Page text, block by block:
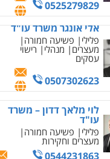
0525279829
אלי אונגר משרד עו"ד
פלילי פשיעה חמורה
מעצרים מנהלי רישוי
עסקים
0507302623
לוי מלאך דדון – משרד
עו"ד
פלילי פשיעה חמורה
מעצרים וחקירות
0544231863
מחיקת כתבות מגוגל
ודחיקת אזכורים שליליים
שירותים מקצועיים לעורכי
דין
0522508109
אחסון אתרים
מהירות הגנה גיבוי
תמיכה שירותים מקצועיים
לעורכי דין
מרכז התחלה חדשה